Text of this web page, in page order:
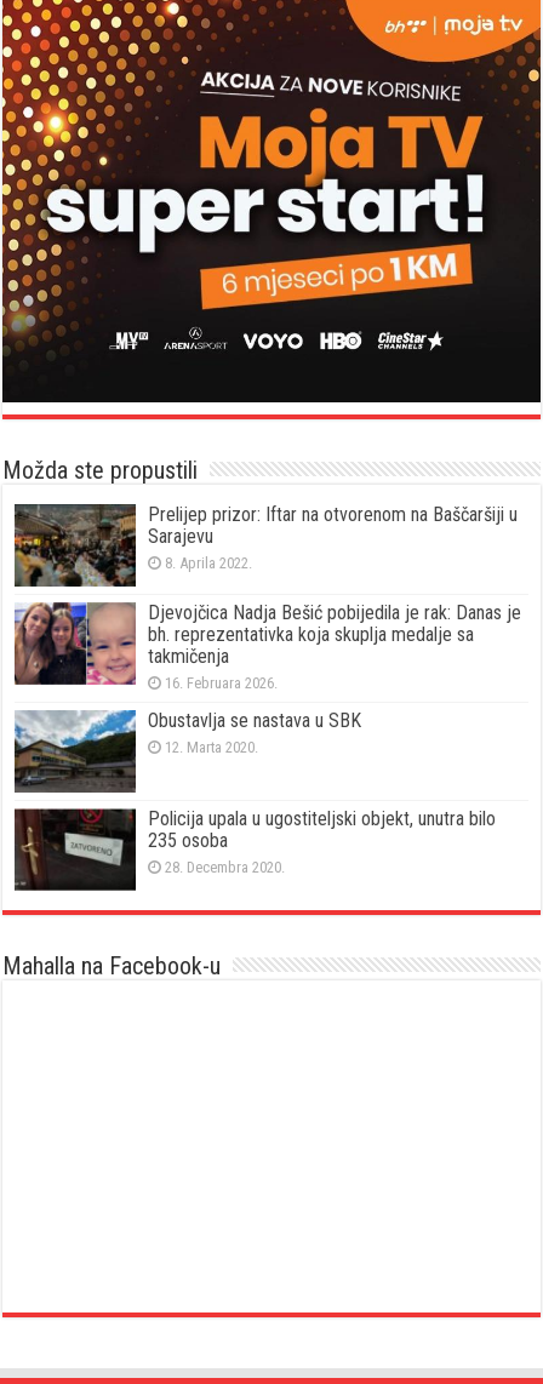
Možda ste propustili
Prelijep prizor: Iftar na otvorenom na Baščaršiji u
Sarajevu
8. Aprila 2022.
Djevojčica Nadja Bešić pobijedila je rak: Danas je
bh. reprezentativka koja skuplja medalje sa
takmičenja
16. Februara 2026.
Obustavlja se nastava u SBK
12. Marta 2020.
Policija upala u ugostiteljski objekt, unutra bilo
235 osoba
28. Decembra 2020.
Mahalla na Facebook-u